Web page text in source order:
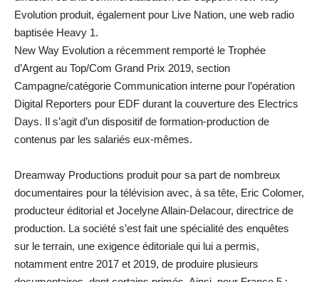
Evolution produit, également pour Live Nation, une web radio
baptisée Heavy 1.
New Way Evolution a récemment remporté le Trophée
d’Argent au Top/Com Grand Prix 2019, section
Campagne/catégorie Communication interne pour l’opération
Digital Reporters pour EDF durant la couverture des Electrics
Days. Il s’agit d’un dispositif de formation-production de
contenus par les salariés eux-mêmes.
Dreamway Productions produit pour sa part de nombreux
documentaires pour la télévision avec, à sa tête, Eric Colomer,
producteur éditorial et Jocelyne Allain-Delacour, directrice de
production. La société s’est fait une spécialité des enquêtes
sur le terrain, une exigence éditoriale qui lui a permis,
notamment entre 2017 et 2019, de produire plusieurs